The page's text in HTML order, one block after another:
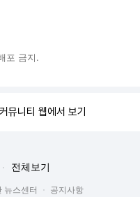
포 금지.
뮤니티 웹에서 보기
전체보기
뉴스센터 공지사항